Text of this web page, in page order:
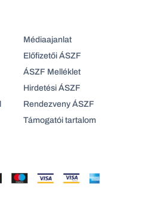
Médiaajanlat
Előfizetői ÁSZF
ÁSZF Melléklet
Hirdetési ÁSZF
Rendezveny ÁSZF
Támogatói tartalom